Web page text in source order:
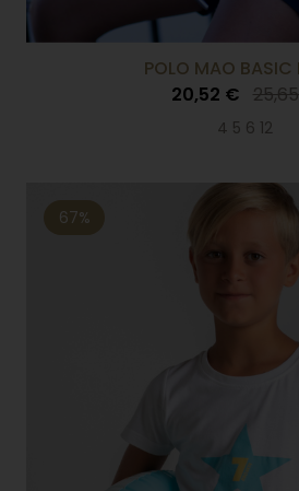
POLO MAO BASIC
20,52 €
4 5 6 12
67%